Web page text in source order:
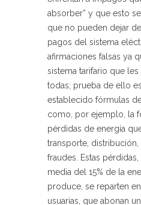
absorber” y que esto
que no pueden dejar
pagos del sistema
afirmaciones falsas ya
sistema tarifario que
todas; prueba de ello
establecido fórmulas
como, por ejemplo, la
pérdidas de energía
transporte,
fraudes. Estas
media del 15% de la
produce, se reparten
usuarias, que abonan